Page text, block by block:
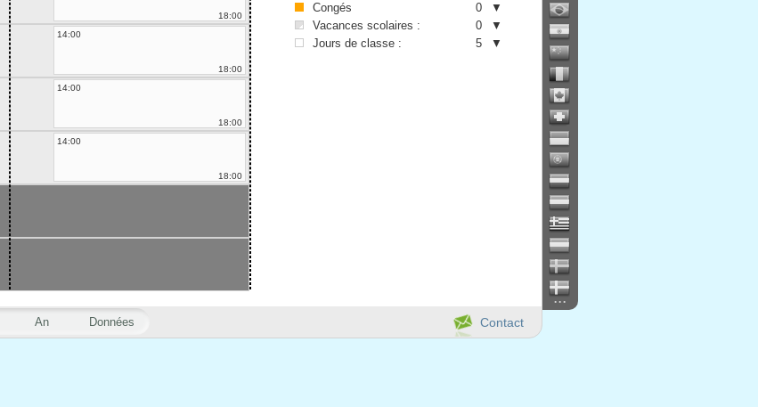
...
Contact
An Données
18:00
14:00
18:00
14:00
18:00
14:00
18:00
Congés
0
▼
Vacances scolaires :
0
▼
Jours de classe :
5 ▼